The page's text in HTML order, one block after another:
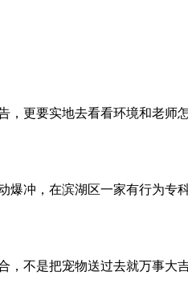
，更要实地去看看环境和老师
爆冲，在滨湖区一家有行为专
，不是把宠物送过去就万事大